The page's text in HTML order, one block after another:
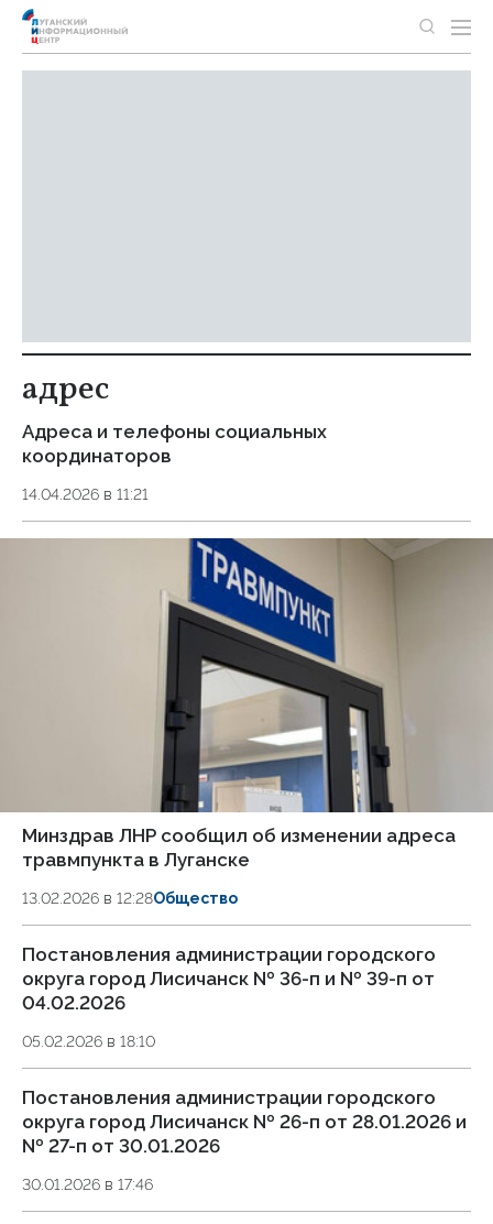
адрес
Адреса и телефоны социальных
координаторов
14.04.2026 в 11:21
Минздрав ЛНР сообщил об изменении адреса
травмпункта в Луганске
13.02.2026 в 12:28Общество
Постановления администрации городского
округа город Лисичанск № 36-п и № 39-п от
04.02.2026
05.02.2026 в 18:10
Постановления администрации городского
округа город Лисичанск № 26-п от 28.01.2026 и
№ 27-п от 30.01.2026
30.01.2026 в 17:46